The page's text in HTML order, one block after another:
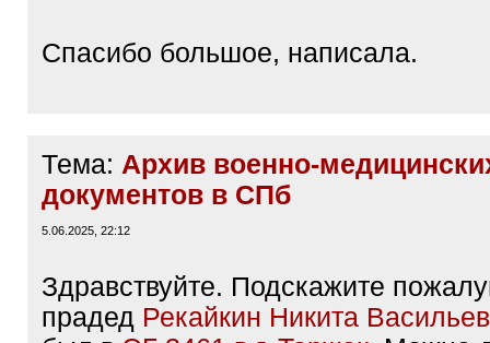
Спасибо большое, написала.
Тема: Архив военно-
документов в СПб
5.06.2025, 22:12
Здравствуйте. Подскажите
прадед Рекайкин Никита